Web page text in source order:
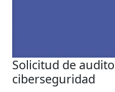
Solicitud de
ciberseguridad